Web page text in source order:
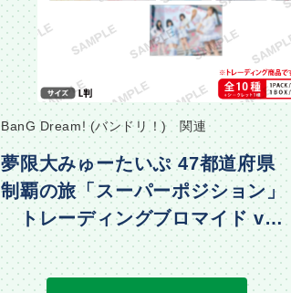
BanG Dream! (バンドリ！) 関連
夢限大みゅーたいぷ 47都道府県
制覇の旅「スーパーポジション」
トレーディングブロマイド vol.
2